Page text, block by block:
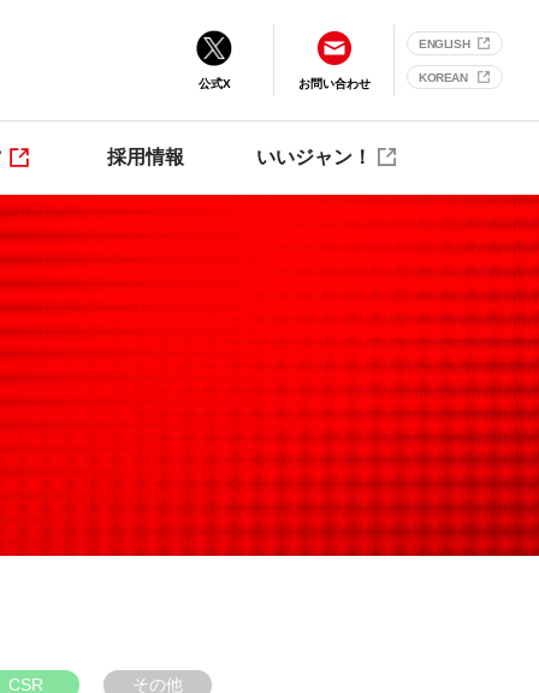
公式X お問い合わせ
ENGLISH
KOREAN
採用情報 いいジャン！
CSR その他